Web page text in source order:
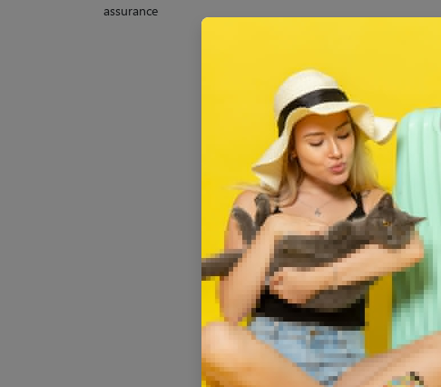
assurance
Votre animal fait
assurez-le avec
1 mois remboursé
le code
J'en profite